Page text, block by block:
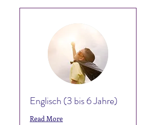
Englisch (3 bis 6 Jahre)
Read More